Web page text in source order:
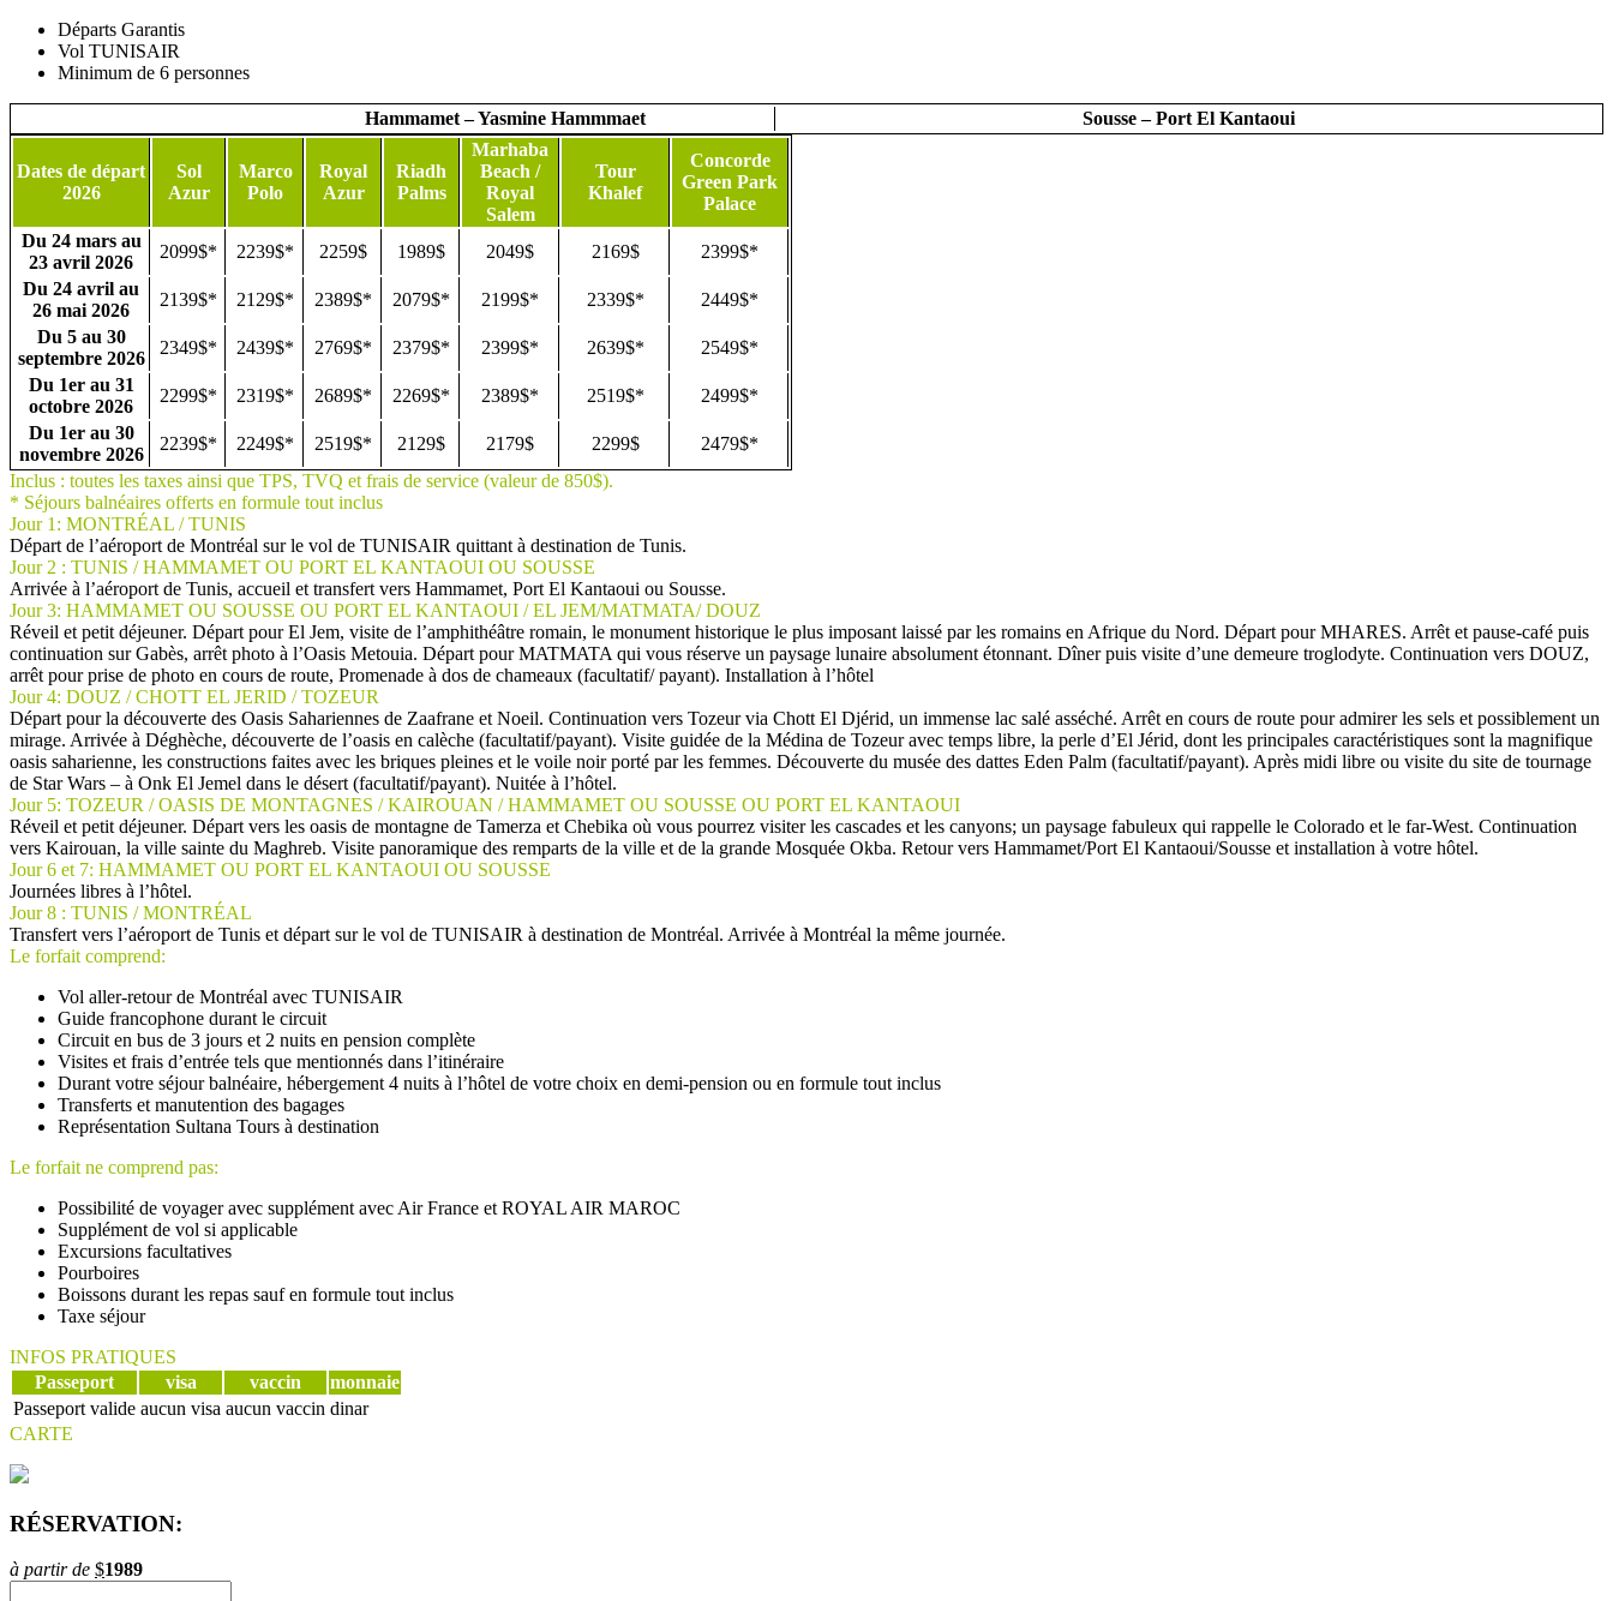
Départs Garantis
Vol TUNISAIR
Minimum de 6 personnes
Hammamet – Yasmine Hammmaet Sousse – Port El Kantaoui
Dates de départ
2026
Sol
Azur
Marco
Polo
Royal
Azur
Riadh
Palms
Marhaba
Beach /
Royal
Salem
Tour
Khalef
Concorde
Green Park
Palace
Du 24 mars au
23 avril 2026
2099$* 2239$* 2259$ 1989$ 2049$ 2169$
2399$*
Du 24 avril au
26 mai 2026
2139$* 2129$* 2389$* 2079$* 2199$* 2339$*
2449$*
Du 5 au 30
septembre 2026
2349$* 2439$* 2769$* 2379$* 2399$* 2639$*
2549$*
Du 1er au 31
octobre 2026
2299$* 2319$* 2689$* 2269$* 2389$* 2519$*
2499$*
Du 1er au 30
novembre 2026
2239$* 2249$* 2519$* 2129$ 2179$ 2299$
2479$*
Inclus : toutes les taxes ainsi que TPS, TVQ et frais de service (valeur de 850$).
* Séjours balnéaires offerts en formule tout inclus
Jour 1: MONTRÉAL / TUNIS
Départ de l’aéroport de Montréal sur le vol de TUNISAIR quittant à destination de Tunis.
Jour 2 : TUNIS / HAMMAMET OU PORT EL KANTAOUI OU SOUSSE
Arrivée à l’aéroport de Tunis, accueil et transfert vers Hammamet, Port El Kantaoui ou Sousse.
Jour 3: HAMMAMET OU SOUSSE OU PORT EL KANTAOUI / EL JEM/MATMATA/ DOUZ
Réveil et petit déjeuner. Départ pour El Jem, visite de l’amphithéâtre romain, le monument historique le plus imposant laissé par les romains en Afrique du Nord. Départ pour MHARES. Arrêt et pause-café puis
continuation sur Gabès, arrêt photo à l’Oasis Metouia. Départ pour MATMATA qui vous réserve un paysage lunaire absolument étonnant. Dîner puis visite d’une demeure troglodyte. Continuation vers DOUZ,
arrêt pour prise de photo en cours de route, Promenade à dos de chameaux (facultatif/ payant). Installation à l’hôtel
Jour 4: DOUZ / CHOTT EL JERID / TOZEUR
Départ pour la découverte des Oasis Sahariennes de Zaafrane et Noeil. Continuation vers Tozeur via Chott El Djérid, un immense lac salé asséché. Arrêt en cours de route pour admirer les sels et possiblement un
mirage. Arrivée à Déghèche, découverte de l’oasis en calèche (facultatif/payant). Visite guidée de la Médina de Tozeur avec temps libre, la perle d’El Jérid, dont les principales caractéristiques sont la magnifique
oasis saharienne, les constructions faites avec les briques pleines et le voile noir porté par les femmes. Découverte du musée des dattes Eden Palm (facultatif/payant). Après midi libre ou visite du site de tournage
de Star Wars – à Onk El Jemel dans le désert (facultatif/payant). Nuitée à l’hôtel.
Jour 5: TOZEUR / OASIS DE MONTAGNES / KAIROUAN / HAMMAMET OU SOUSSE OU PORT EL KANTAOUI
Réveil et petit déjeuner. Départ vers les oasis de montagne de Tamerza et Chebika où vous pourrez visiter les cascades et les canyons; un paysage fabuleux qui rappelle le Colorado et le far-West. Continuation
vers Kairouan, la ville sainte du Maghreb. Visite panoramique des remparts de la ville et de la grande Mosquée Okba. Retour vers Hammamet/Port El Kantaoui/Sousse et installation à votre hôtel.
Jour 6 et 7: HAMMAMET OU PORT EL KANTAOUI OU SOUSSE
Journées libres à l’hôtel.
Jour 8 : TUNIS / MONTRÉAL
Transfert vers l’aéroport de Tunis et départ sur le vol de TUNISAIR à destination de Montréal. Arrivée à Montréal la même journée.
Le forfait comprend:
Vol aller-retour de Montréal avec TUNISAIR
Guide francophone durant le circuit
Circuit en bus de 3 jours et 2 nuits en pension complète
Visites et frais d’entrée tels que mentionnés dans l’itinéraire
Durant votre séjour balnéaire, hébergement 4 nuits à l’hôtel de votre choix en demi-pension ou en formule tout inclus
Transferts et manutention des bagages
Représentation Sultana Tours à destination
Le forfait ne comprend pas:
Possibilité de voyager avec supplément avec Air France et ROYAL AIR MAROC
Supplément de vol si applicable
Excursions facultatives
Pourboires
Boissons durant les repas sauf en formule tout inclus
Taxe séjour
INFOS PRATIQUES
Passeport
visa vaccin
monnaie
Passeport valide aucun visa aucun vaccin dinar
CARTE
RÉSERVATION:
à partir de $1989